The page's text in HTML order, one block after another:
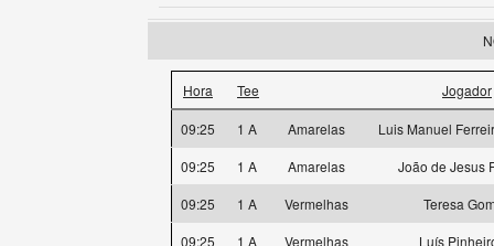
Hora Tee Jogador
09:25 1 A Amarelas
Luis Manuel
09:25
1 A Amarelas
João de Jesus
09:25
1 A Vermelhas
Teresa
09:25
1 A Vermelhas Luís